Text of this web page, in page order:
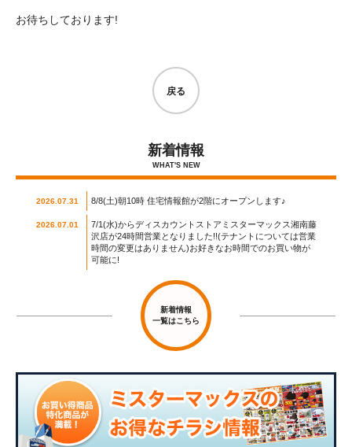
お待ちしております!
戻る
新着情報
WHAT'S NEW
2026.07.31 8/8(土)朝10時 住宅情報館が2階にオープンします♪
2026.07.01
7/1(水)からディスカウントストアミスターマックス湘南藤
沢店が24時間営業となりました!!(テナントについては営業
時間の変更はありません)お好きなお時間でのお買い物が
可能に!
新着情報
一覧はこちら